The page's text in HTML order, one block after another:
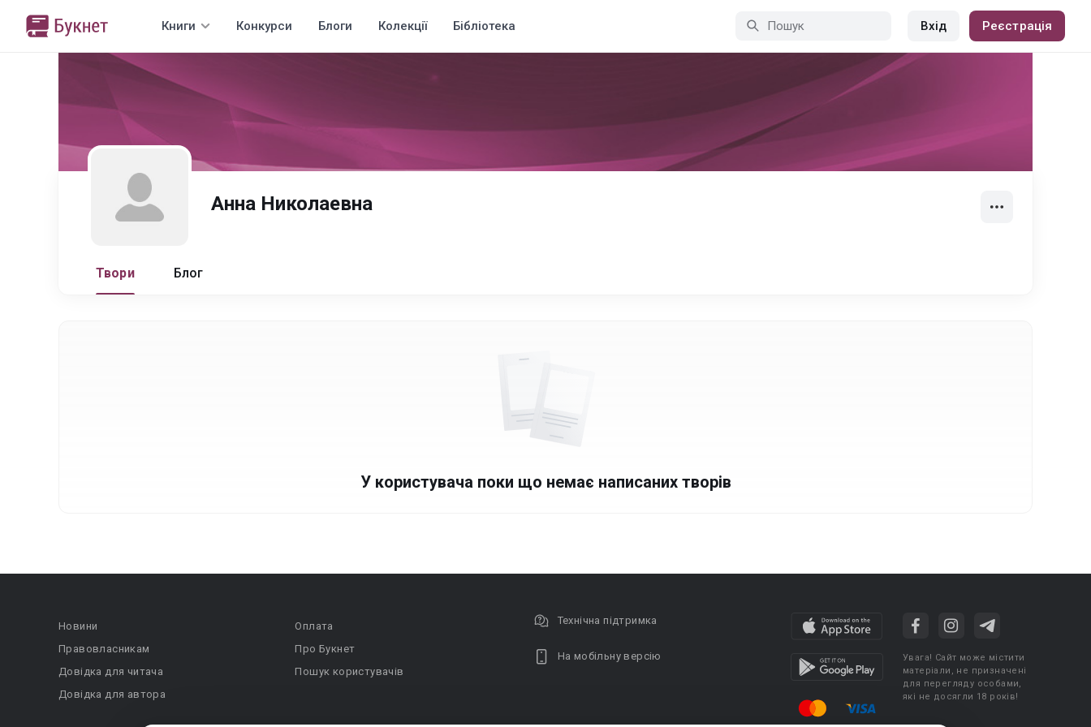
Книги Конкурси Блоги Колекції Бібліотека Вхід Реєстрація
Анна Николаевна
Твори Блог
У користувача поки що немає написаних творів
Новини
Правовласникам
Довідка для читача
Довідка для автора
Оплата
Про Букнет
Пошук користувачів
Технічна підтримка
На мобільну версію
Увага! Сайт може містити
матеріали, не призначені
для перегляду особами,
які не досягли 18 років!